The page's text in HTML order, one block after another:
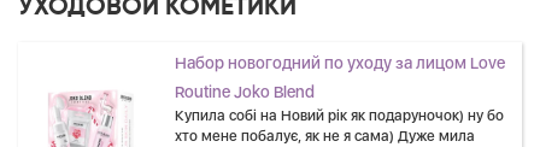
УХОДОВОЙ КОМЕТИКИ
Набор новогодний по уходу за лицом Love
Routine Joko Blend
Купила собі на Новий рік як подаруночок) ну бо
хто мене побалує, як не я сама) Дуже мила